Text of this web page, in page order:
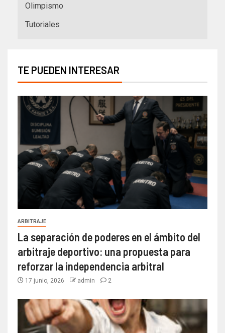
Olimpismo
Tutoriales
TE PUEDEN INTERESAR
ARBITRAJE
La separación de poderes en el ámbito del
arbitraje deportivo: una propuesta para
reforzar la independencia arbitral
17 junio, 2026 admin 2